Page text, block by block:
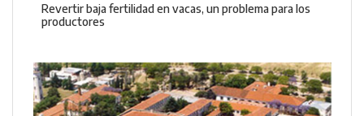
Revertir baja fertilidad en vacas, un problema para los
productores